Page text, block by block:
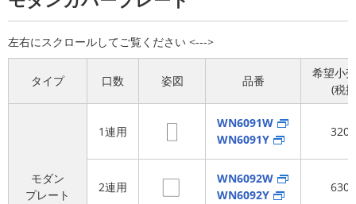
タイプ 口数 姿図 品番
希望小
(税
モダン
プレート
1連用
WN6091W
WN6091Y
320
2連用
WN6092W
WN6092Y
630